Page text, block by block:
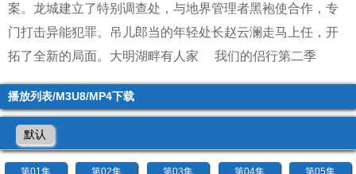
案。龙城建立了特别调查处，与地界管理者黑袍使合作，专
门打击异能犯罪。吊儿郎当的年轻处长赵云澜走马上任，开
拓了全新的局面。 大明湖畔有人家 我们的侣行第二季
播放列表/M3U8/MP4下载
默认
第01集 第02集 第03集 第04集 第05集